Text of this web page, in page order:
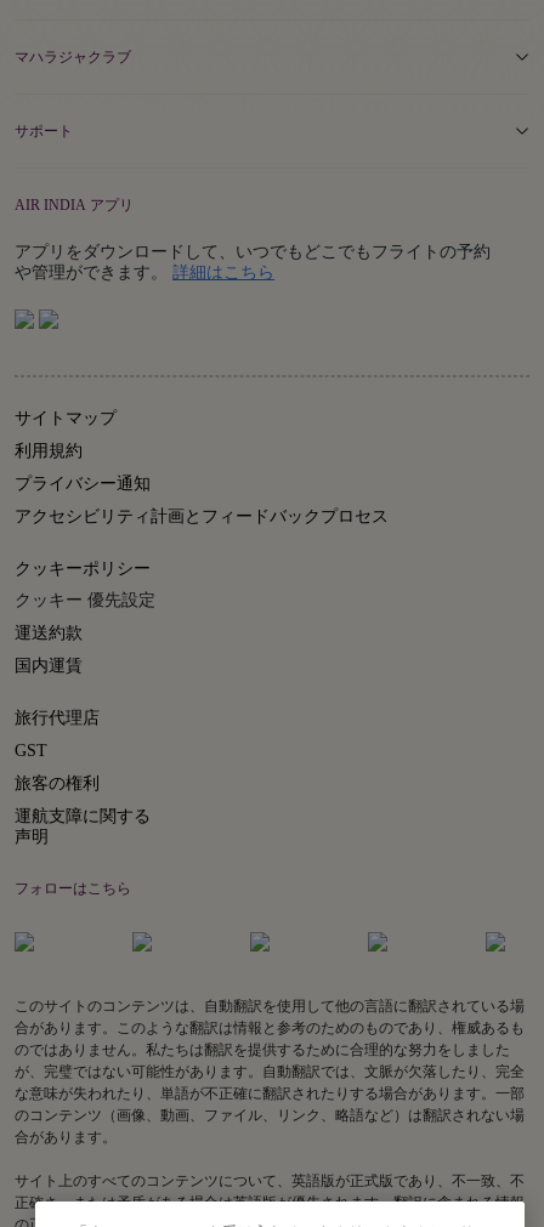
マハラジャクラブ
サポート
AIR INDIA アプリ
アプリをダウンロードして、いつでもどこでもフライトの予約
や管理ができます。 詳細はこちら
サイトマップ
利用規約
プライバシー通知
アクセシビリティ計画とフィードバックプロセス
クッキーポリシー
クッキー 優先設定
運送約款
国内運賃
旅行代理店
GST
旅客の権利
運航支障に関する
声明
フォローはこちら
このサイトのコンテンツは、自動翻訳を使用して他の言語に翻訳されている場
合があります。このような翻訳は情報と参考のためのものであり、権威あるも
のではありません。私たちは翻訳を提供するために合理的な努力をしました
が、完璧ではない可能性があります。自動翻訳では、文脈が欠落したり、完全
な意味が失われたり、単語が不正確に翻訳されたりする場合があります。一部
のコンテンツ（画像、動画、ファイル、リンク、略語など）は翻訳されない場
合があります。
サイト上のすべてのコンテンツについて、英語版が正式版であり、不一致、不
正確さ、または矛盾がある場合は英語版が優先されます。翻訳に含まれる情報